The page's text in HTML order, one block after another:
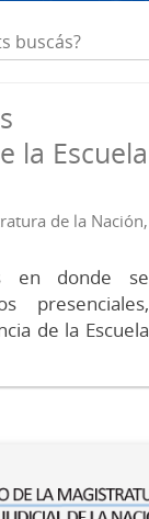
la Escuela
de la Nación,
en donde se
presenciales,
de la Escuela